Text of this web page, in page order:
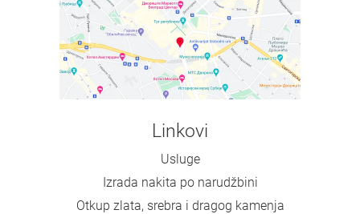
Linkovi
Usluge
Izrada nakita po narudžbini
Otkup zlata, srebra i dragog kamenja